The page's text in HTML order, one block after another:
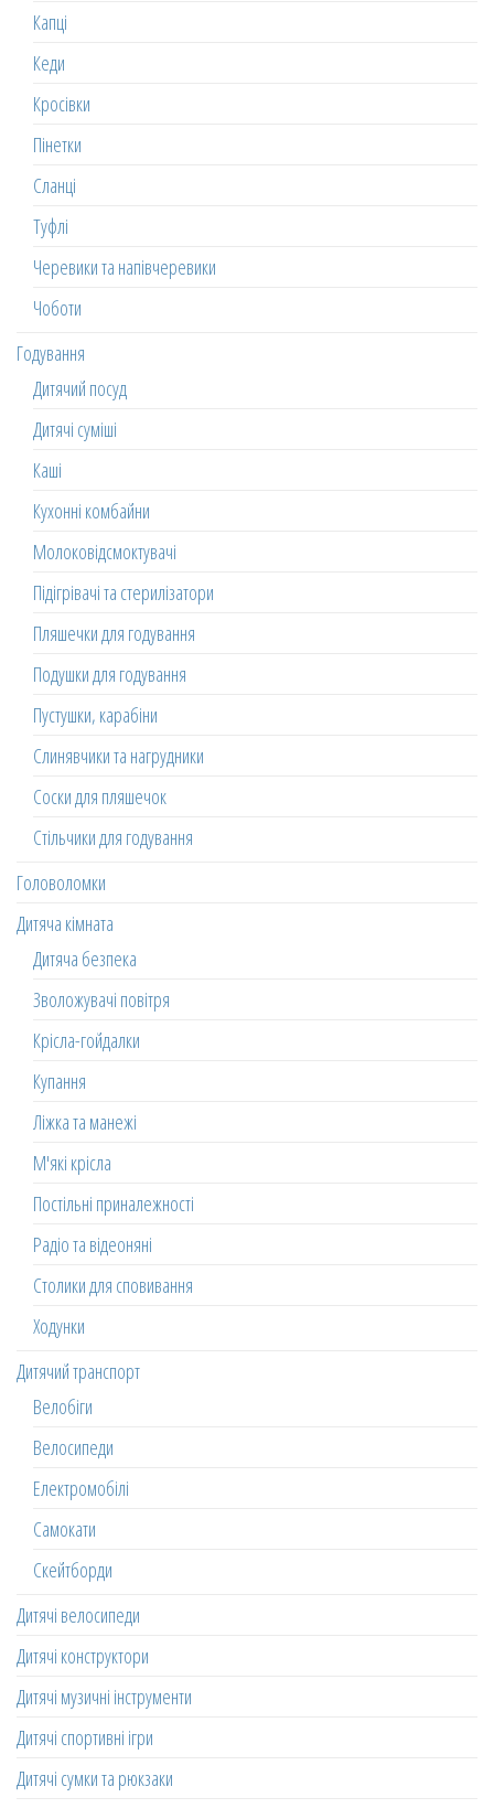
Капці
Кеди
Кросівки
Пінетки
Сланці
Туфлі
Черевики та напівчеревики
Чоботи
Годування
Дитячий посуд
Дитячі суміші
Каші
Кухонні комбайни
Молоковідсмоктувачі
Підігрівачі та стерилізатори
Пляшечки для годування
Подушки для годування
Пустушки, карабіни
Слинявчики та нагрудники
Соски для пляшечок
Стільчики для годування
Головоломки
Дитяча кімната
Дитяча безпека
Зволожувачі повітря
Крісла-гойдалки
Купання
Ліжка та манежі
М'які крісла
Постільні приналежності
Радіо та відеоняні
Столики для сповивання
Ходунки
Дитячий транспорт
Велобіги
Велосипеди
Електромобілі
Самокати
Скейтборди
Дитячі велосипеди
Дитячі конструктори
Дитячі музичні інструменти
Дитячі спортивні ігри
Дитячі сумки та рюкзаки